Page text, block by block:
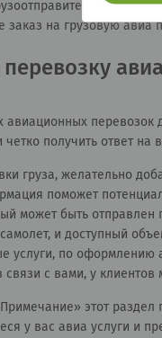
заказ на грузовую авиа
получить ответ
груза, желательно
поможет
может быть отправлен
и доступный
услуги, по оформлению
с вами, у
этот
у вас авиа услуги и